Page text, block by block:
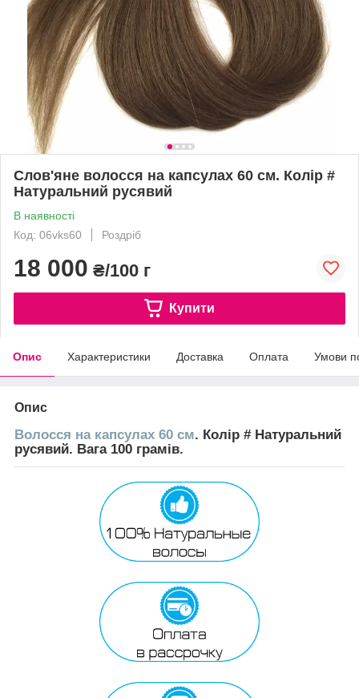
Слов'яне волосся на капсулах 60 см. Колір #
Натуральний русявий
В наявності
Код: 06vks60
Роздріб
18 000 ₴/100 г
Купити
Опис Характеристики Доставка Оплата Умови
Опис
Волосся на капсулах 60 см. Колір # Натуральний
русявий. Вага 100 грамів.